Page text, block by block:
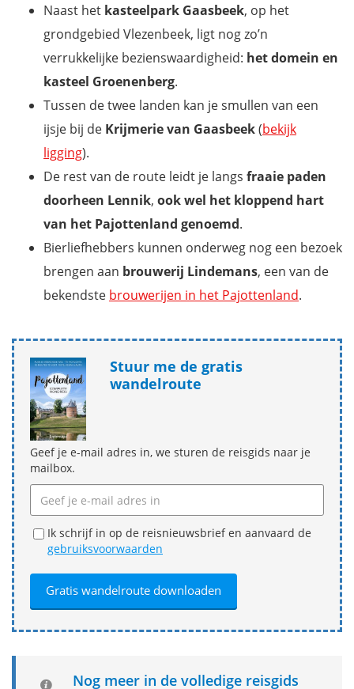
Naast het kasteelpark Gaasbeek, op het
grondgebied Vlezenbeek, ligt nog zo’n
verrukkelijke bezienswaardigheid: het domein en
kasteel Groenenberg.
Tussen de twee landen kan je smullen van een
ijsje bij de Krijmerie van Gaasbeek(bekijk
ligging).
De rest van de route leidt je langs fraaie paden
doorheen Lennik, ook wel het kloppend hart
van het Pajottenland genoemd.
Bierliefhebbers kunnen onderweg nog een bezoek
brengen aan brouwerij Lindemans, een van de
bekendste brouwerijen in het Pajottenland.
Stuur me de gratis
wandelroute
Geef je e-mail adres in, we sturen de reisgids naar je
mailbox.
Ik schrijf in op de reisnieuwsbrief en aanvaard de
gebruiksvoorwaarden
Nog meer in de volledige reisgids